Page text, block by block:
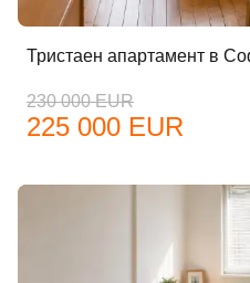
Тристаен апартамент в
230 000 EUR
225 000 EUR